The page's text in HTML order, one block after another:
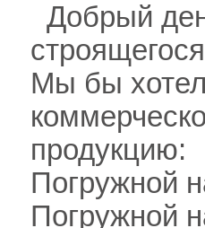
Добрый
Мы бы
продукцию:
Погружной
Погружной